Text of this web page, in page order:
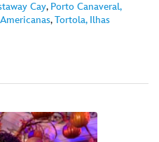
Cay, Porto Canaveral,
,Tortola, Ilhas